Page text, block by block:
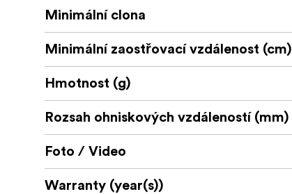
Minimální clona
Minimální zaostřovací vzdálenost (cm)
Hmotnost (g)
Rozsah ohniskových vzdáleností (mm)
Foto / Video
Warranty (year(s))